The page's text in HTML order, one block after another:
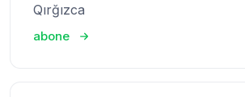
Qırğızca
abone